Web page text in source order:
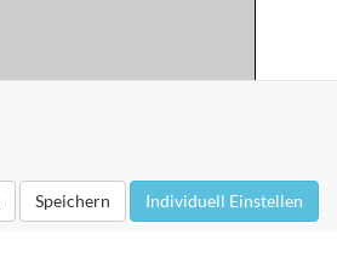
Speichern Individuell Einstellen